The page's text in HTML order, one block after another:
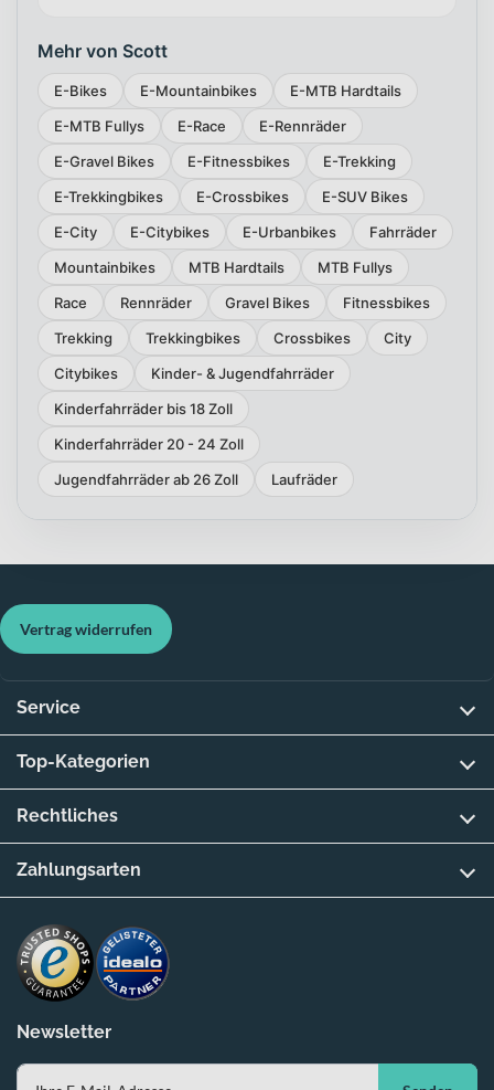
Mehr von Scott
E-Bikes E-Mountainbikes
E-MTB Hardtails
E-MTB Fullys
E-Race
E-Rennräder
E-Gravel Bikes
E-Fitnessbikes
E-Trekking
E-Trekkingbikes
E-Crossbikes
E-SUV Bikes
E-City
E-Citybikes E-Urbanbikes
Fahrräder
Mountainbikes
MTB Hardtails
MTB Fullys
Race
Rennräder Gravel Bikes
Fitnessbikes
Trekking
Trekkingbikes Crossbikes
City
Citybikes
Kinder- & Jugendfahrräder
Kinderfahrräder bis 18 Zoll
Kinderfahrräder 20 - 24 Zoll
Jugendfahrräder ab 26 Zoll
Laufräder
Newsletter
Vertrag widerrufen
Service
Top-Kategorien
Rechtliches
Zahlungsarten